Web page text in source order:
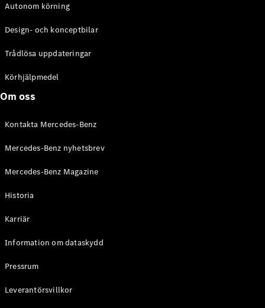
Roadster
Maybach SL
Monogram
Series
Store
VLE Elektrisk
Mercedes-
Autonom körning
Design- och konceptbilar
Trådlösa uppdateringar
Körhjälpmedel
Om oss
Kontakta Mercedes-Benz
Mercedes-Benz nyhetsbrev
Mercedes-Benz Magazine
Historia
Karriär
Information om dataskydd
Pressrum
Leverantörsvillkor